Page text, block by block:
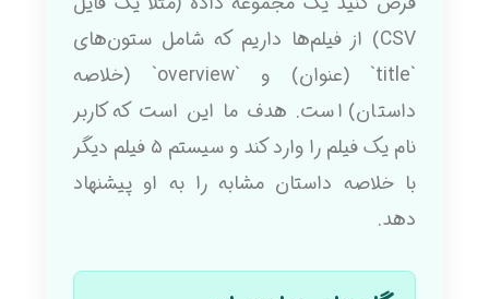
CSV) از فیلم‌ها داریم که شامل ستون‌های
`title` (عنوان) و `overview` (خلاصه
داستان) است. هدف ما این است که کاربر
نام یک فیلم را وارد کند و سیستم ۵ فیلم دیگر
با خلاصه داستان مشابه را به او پیشنهاد
دهد.